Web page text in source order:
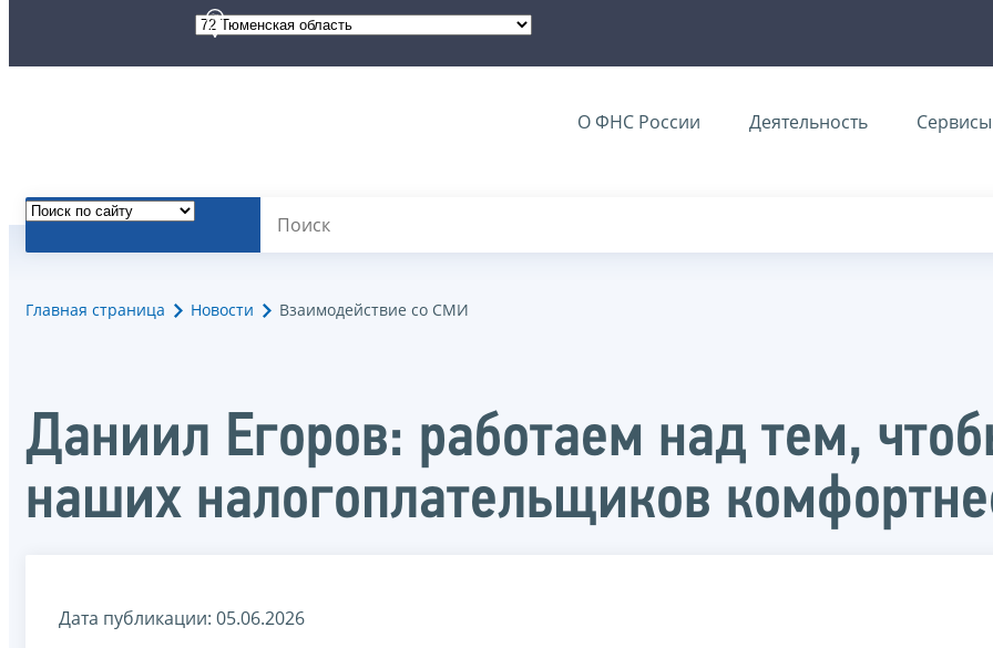
О ФНС России Деятельность Сервисы
Главная страница Новости Взаимодействие со СМИ
Даниил Егоров: работаем над тем,
наших налогоплательщиков
Дата публикации: 05.06.2026